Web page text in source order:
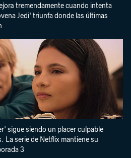
tremendamente cuando intenta
Jedi' triunfa donde las últimas
sigue siendo un placer culpable
La serie de Netflix mantiene su
3